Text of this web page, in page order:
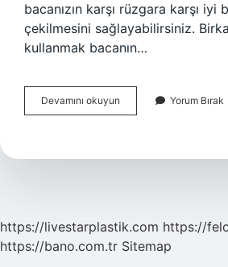
bacanızın karşı rüzgara karşı iyi
çekilmesini sağlayabilirsiniz.
kullanmak bacanın…
Devamını okuyun
Tütmemesi
Yapmalı
Yorum Bırak
https://livestarplastik.com https://
https://bano.com.tr Sitemap